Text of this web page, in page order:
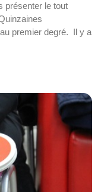
présenter le tout
premier degré. Il y a